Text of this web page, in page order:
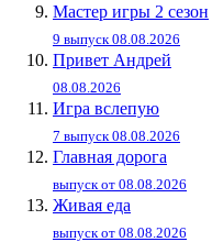
Мастер игры 2 сезон
9 выпуск 08.08.2026
Привет Андpей
08.08.2026
Игра вслепую
7 выпуск 08.08.2026
Главная дорога
выпуск от 08.08.2026
Живaя eдa
выпуск от 08.08.2026